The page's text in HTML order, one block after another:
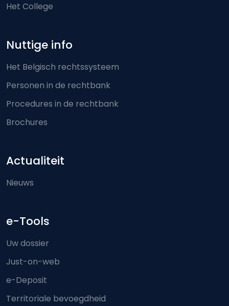
Het College
Nuttige info
Het Belgisch rechtssysteem
Personen in de rechtbank
Procedures in de rechtbank
Brochures
Actualiteit
Nieuws
e-Tools
Uw dossier
Just-on-web
e-Deposit
Territoriale bevoegdheid